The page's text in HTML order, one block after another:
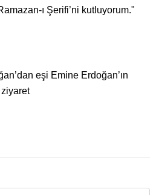
ı Şerifi’ni kutluyorum."